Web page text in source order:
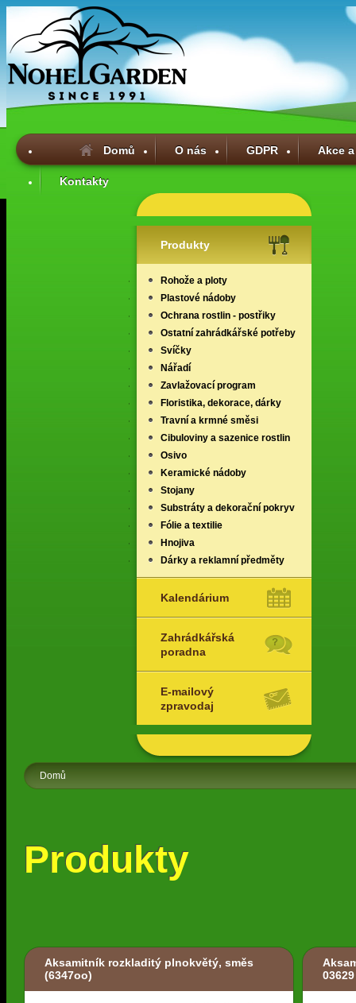
Domů O nás GDPR Akce
Kontakty
Produkty
Rohože a ploty
Plastové nádoby
Ochrana rostlin - postřiky
Ostatní zahrádkářské potřeby
Svíčky
Nářadí
Zavlažovací program
Floristika, dekorace, dárky
Travní a krmné směsi
Cibuloviny a sazenice rostlin
Osivo
Keramické nádoby
Stojany
Substráty a dekorační pokryv
Fólie a textilie
Hnojiva
Dárky a reklamní předměty
Kalendárium
Zahrádkářská
poradna
E-mailový
zpravodaj
Domů
Produkty
Aksamitník rozkladitý plnokvětý, směs
(6347oo)
03629